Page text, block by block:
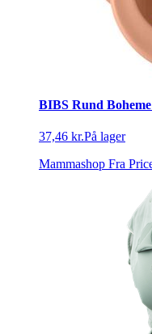
BIBS Rund
37,46 kr.På lager
Mammashop Fra